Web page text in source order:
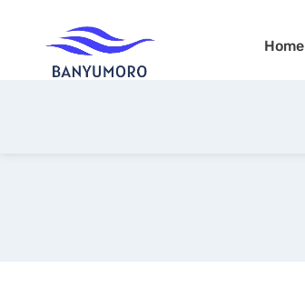
Home